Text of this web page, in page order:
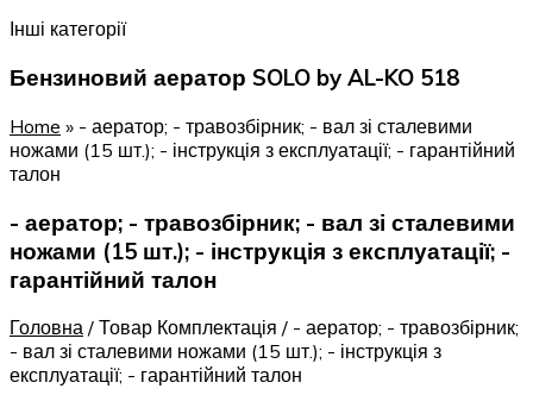
Інші категорії
Бензиновий аератор SOLO by AL-KO 518
Home » - аератор; - травозбірник; - вал зі сталевими
ножами (15 шт.); - інструкція з експлуатації; - гарантійний
талон
- аератор; - травозбірник; - вал зі сталевими
ножами (15 шт.); - інструкція з експлуатації; -
гарантійний талон
Головна / Товар Комплектація / - аератор; - травозбірник;
- вал зі сталевими ножами (15 шт.); - інструкція з
експлуатації; - гарантійний талон